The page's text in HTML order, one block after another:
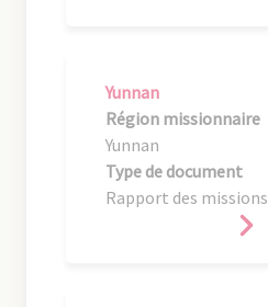
Yunnan
Région missionnaire
Yunnan
Type de document
Rapport des missions